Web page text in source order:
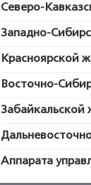
Северо-
Западно-
Красноярской
Восточно-
Забайкальской
Аппарата